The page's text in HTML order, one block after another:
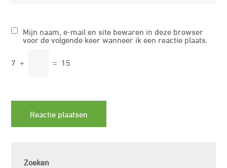
Mijn naam, e-mail en site bewaren in deze browser
voor de volgende keer wanneer ik een reactie plaats.
7 + = 15
Zoeken